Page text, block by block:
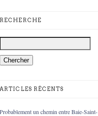
RECHERCHE
ARTICLES RÉCENTS
Probablement un chemin entre Baie-Saint-